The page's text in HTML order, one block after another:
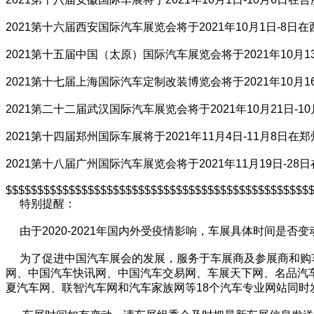
2021第十六届西安国际汽车展览会将于2021年10月1日-8日
2021第十五届中国（太原）国际汽车展览会将于2021年10月
2021第十七届上海国际汽车定制改装博览会将于2021年10月
2021第二十二届武汉国际汽车展览会将于2021年10月21日-
2021第十四届郑州国际车展将于2021年11月4日-11月8日在
2021第十八届广州国际汽车展览会将于2021年11月19日-28
特别提醒：
由于2020-2021年国内外受疫情影响，车展具体时间是否变
为了促进中国汽车展会的发展，服务于车展商及参展商和
网、中国汽车快讯网、中国汽车交易网、车展天下网、名品
夏汽车网、联智汽车网和汽车家族网等18个汽车专业网站同